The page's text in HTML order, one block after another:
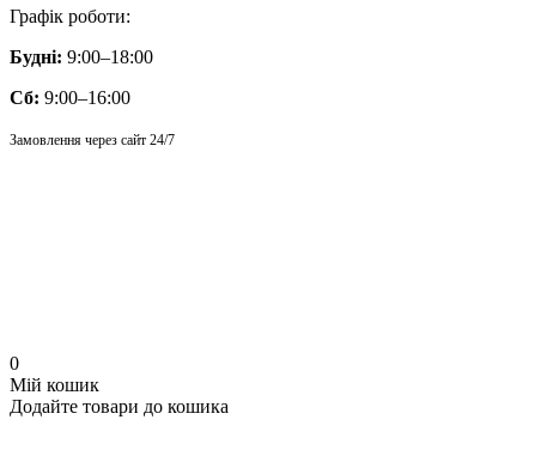
Графік роботи:
Будні: 9:00–18:00
Сб: 9:00–16:00
Замовлення через сайт 24/7
0
Мій кошик
Додайте товари до кошика